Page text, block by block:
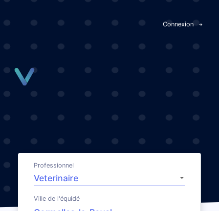
Connexion
Professionnel
Ville de l'équidé